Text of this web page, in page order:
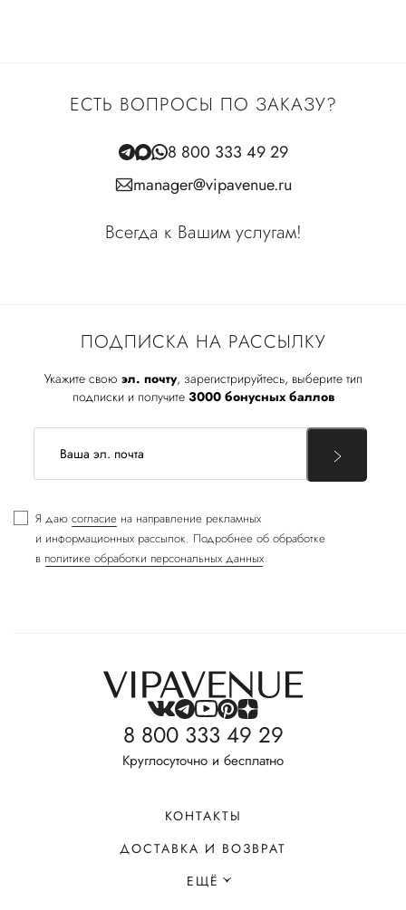
ПОДПИСКА НА РАССЫЛКУ
Укажите свою эл. почту, зарегистрируйтесь, выберите тип
подписки и получите 3000 бонусных баллов
Я даю согласие на направление рекламных
и информационных рассылок. Подробнее об обработке
в политике обработки персональных данных
ЕСТЬ ВОПРОСЫ ПО ЗАКАЗУ?
8 800 333 49 29
manager@vipavenue.ru
Всегда к Вашим услугам!
8 800 333 49 29
Круглосуточно и бесплатно
КОНТАКТЫ
ДОСТАВКА И ВОЗВРАТ
ЕЩЁ